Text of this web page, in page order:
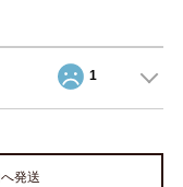
1
発送